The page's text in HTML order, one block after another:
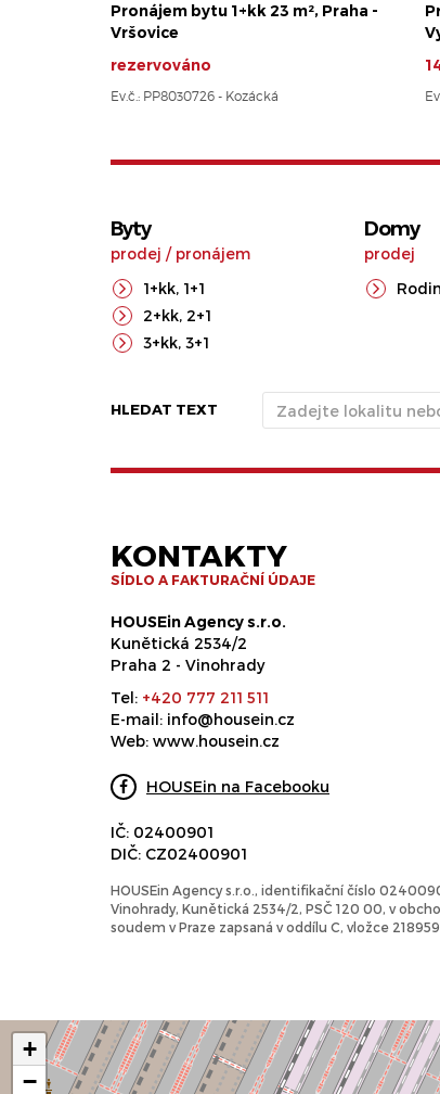
Pronájem bytu 1+kk 23 m², Praha -
Vršovice
rezervováno
Ev.č.: PP8030726 - Kozácká
Byty
prodej / pronájem
1+kk, 1+1
2+kk, 2+1
3+kk, 3+1
Domy
prodej
HLEDAT TEXT
KONTAKTY
SÍDLO A FAKTURAČNÍ ÚDAJE
HOUSEin Agency s.r.o.
Kunětická 2534/2
Praha 2 - Vinohrady
Tel: +420 777 211 511
E-mail: info@housein.cz
Web: www.housein.cz
HOUSEin na Facebooku
IČ: 02400901
DIČ: CZ02400901
HOUSEin Agency s.r.o., identifikační číslo
Vinohrady, Kunětická 2534/2, PSČ 120 00, v
soudem v Praze zapsaná v oddílu C, vložce 218959
+
−